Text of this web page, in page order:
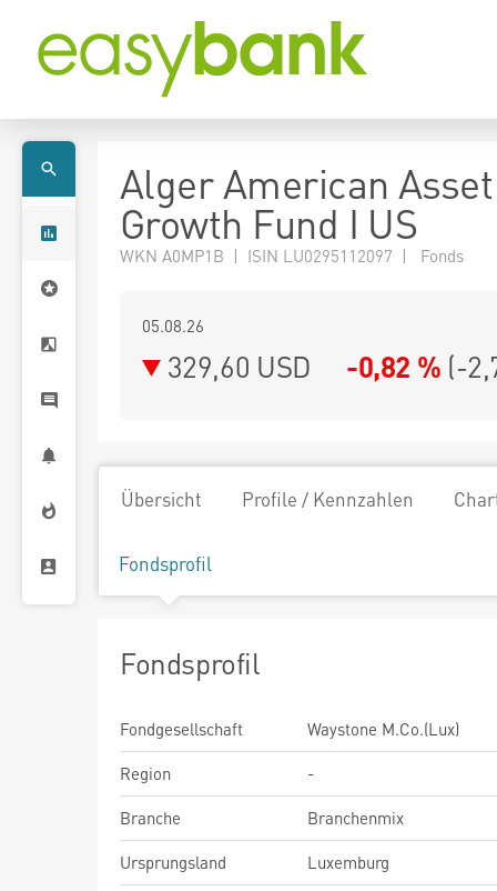
Alger American Asset
Growth Fund I US
WKN A0MP1B | ISIN LU0295112097 | Fonds
05.08.26
329,60 USD -0,82 % (-
Übersicht Profile / Kennzahlen
Fondsprofil
Fondsprofil
Fondgesellschaft
Waystone M.Co.(Lux)
Region
-
Branche
Branchenmix
Ursprungsland
Luxemburg